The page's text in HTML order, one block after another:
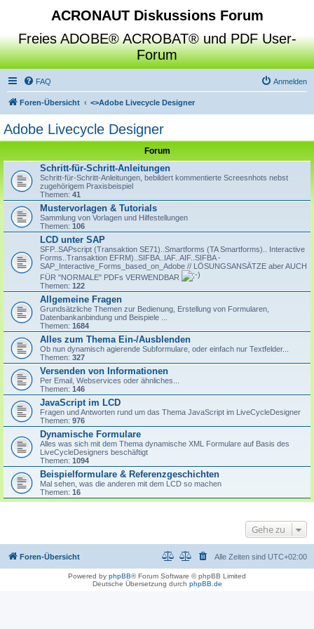
ACRONAUT Diskussions Forum
Freies ADOBE® ACROBAT® und PDF User-
Forum
FAQ Anmelden
Foren-Übersicht <>Adobe Livecycle Designer
Adobe Livecycle Designer
Forum
Schritt-für-Schritt-Anleitungen
Schritt-für-Schritt-Anleitungen, bebildert kommentierte Screesnhots nebst
zugehörigem Praxisbeispiel
Themen: 41
Mustervorlagen & Tutorials
Sammlung von Vorlagen und Hilfestellungen
Themen: 106
LCD unter SAP
SFP..SAPscript (Transaktion SE71)..Smartforms (TA Smartforms).. Interactive
Forms..Transaktion EFRM)..SIFBA..IAF..AIF..SIFBA -
SAP_Interactive_Forms_based_on_Adobe // LÖSUNGSANSÄTZE aber AUCH
FÜR "NORMALE" PDFs VERWENDBAR
Themen: 122
Allgemeine Fragen
Grundsätzliche Themen zur Bedienung, Erstellung von Formularen,
Datenbankanbindung und Beispiele ...
Themen: 1684
Alles zum Thema Ein-/Ausblenden
Ob nun dynamisch agierende Subformulare, oder einfach nur Textfelder...
Themen: 327
Versenden von Informationen
Per Email, Webservices oder ähnliches...
Themen: 146
JavaScript im LCD
Fragen und Antworten rund um das Thema JavaScript im LiveCycleDesigner
Themen: 976
Dynamische Formulare
Alles was sich mit dem Thema dynamische XML Formulare auf Basis des
LiveCycleDesigners beschäftigt
Themen: 1094
Beispielformulare & Referenzgeschichten
Mal sehen, was die anderen mit dem LCD so machen
Themen: 16
Gehe zu
Foren-Übersicht Alle Zeiten sind UTC+02:00
Powered by phpBB® Forum Software © phpBB Limited
Deutsche Übersetzung durch phpBB.de